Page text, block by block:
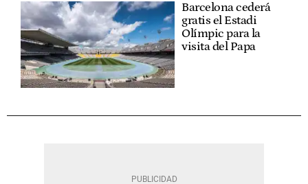
Barcelona cederá
gratis el Estadi
Olímpic para la
visita del Papa